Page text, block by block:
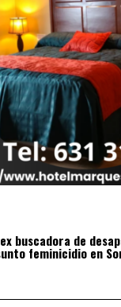
buscadora de
feminicidio en